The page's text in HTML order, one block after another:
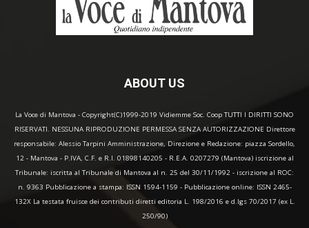
ABOUT US
La Voce di Mantova - Copyright(C)1999-2019 Vidiemme Soc. Coop TUTTI I DIRITTI SONO
RISERVATI. NESSUNA RIPRODUZIONE PERMESSA SENZA AUTORIZZAZIONE Direttore
responsabile: Alessio Tarpini Amministrazione, Direzione e Redazione: piazza Sordello,
12 - Mantova - P.IVA, C.F. e R.I. 01898140205 - R.E.A. 0207279 (Mantova) iscrizione al
Tribunale: iscritta al Tribunale di Mantova al n. 25 del 30/11/1992 - iscrizione al ROC:
n. 9363 Pubblicazione a stampa: ISSN 1594-1159 - Pubblicazione online: ISSN 2465-
132X La testata fruisce dei contributi diretti editoria L. 198/2016 e d.lgs 70/2017 (ex L.
250/90)